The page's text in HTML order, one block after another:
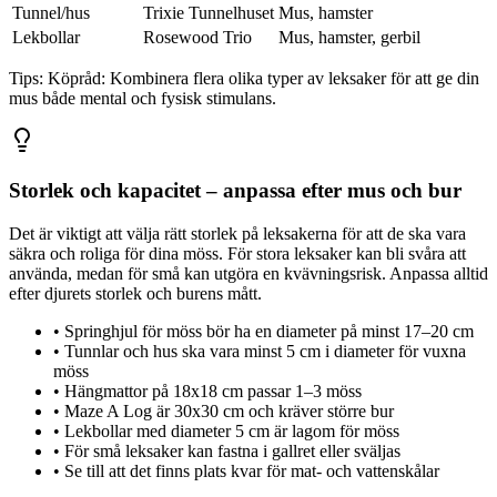
Tunnel/hus
Trixie Tunnelhuset Mus, hamster
Lekbollar
Rosewood Trio Mus, hamster, gerbil
Tips: Köpråd: Kombinera flera olika typer av leksaker för att ge din
mus både mental och fysisk stimulans.
Storlek och kapacitet – anpassa efter mus och bur
Det är viktigt att välja rätt storlek på leksakerna för att de ska vara
säkra och roliga för dina möss. För stora leksaker kan bli svåra att
använda, medan för små kan utgöra en kvävningsrisk. Anpassa alltid
efter djurets storlek och burens mått.
• Springhjul för möss bör ha en diameter på minst 17–20 cm
• Tunnlar och hus ska vara minst 5 cm i diameter för vuxna
möss
• Hängmattor på 18x18 cm passar 1–3 möss
• Maze A Log är 30x30 cm och kräver större bur
• Lekbollar med diameter 5 cm är lagom för möss
• För små leksaker kan fastna i gallret eller sväljas
• Se till att det finns plats kvar för mat- och vattenskålar